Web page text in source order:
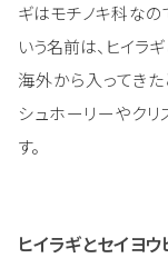
ギはモチノキ科なの
いう名前は、ヒイラ
海外から入ってき
シュホーリーやク
す。
ヒイラギとセイヨ